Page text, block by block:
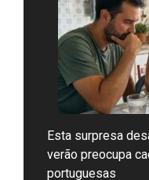
Esta surpresa
verão preocupa
portuguesas